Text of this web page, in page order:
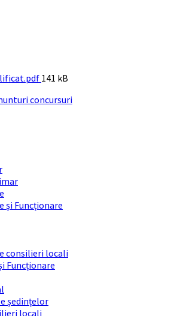
File
141 kB
concursuri
și Funcționare
consilieri locali
Funcționare
ședințelor
locali